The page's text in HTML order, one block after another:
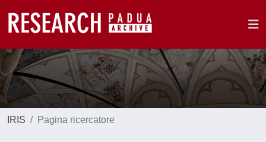
IRIS Pagina ricercatore